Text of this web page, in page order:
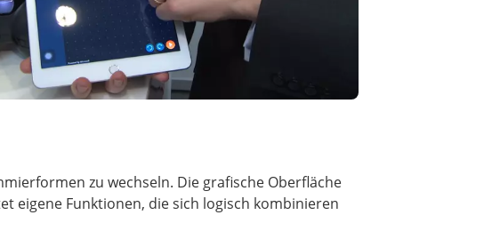
zu wechseln. Die grafische Oberfläche
eigene Funktionen, die sich logisch kombinieren